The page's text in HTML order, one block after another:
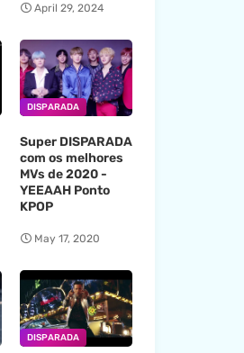
April 29, 2024
DISPARADA
Super DISPARADA
com os melhores
MVs de 2020 -
YEEAAH Ponto
KPOP
May 17, 2020
DISPARADA